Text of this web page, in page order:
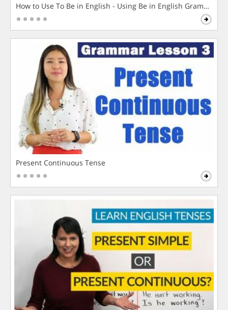
How to Use To Be in English - Using Be in English Grammar
Present Continuous Tense